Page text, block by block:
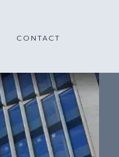
CONTACT